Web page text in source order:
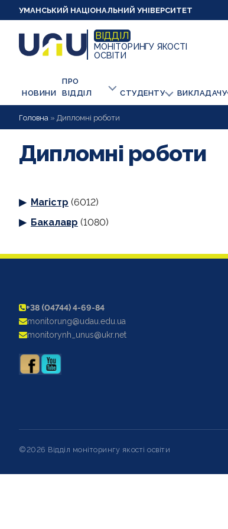
УМАНСЬКИЙ НАЦІОНАЛЬНИЙ УНІВЕРСИТЕТ
ВІДДІЛ
МОНІТОРИНГУ ЯКОСТІ
ОСВІТИ
НОВИНИ
ПРО
ВІДДІЛ
СТУДЕНТУ ВИКЛАДАЧУ
Головна » Дипломні роботи
Дипломні роботи
Магістр (6012)
Бакалавр (1080)
+38 (04744) 4-69-84
monitorung@udau.edu.ua
monitorynh_unus@ukr.net
©2026 Відділ моніторингу якості освіти